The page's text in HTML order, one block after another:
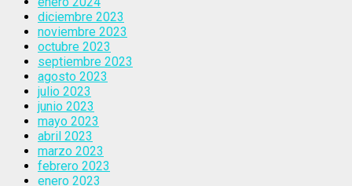
diciembre 2023
noviembre 2023
octubre 2023
septiembre 2023
agosto 2023
julio 2023
junio 2023
mayo 2023
abril 2023
marzo 2023
febrero 2023
enero 2023